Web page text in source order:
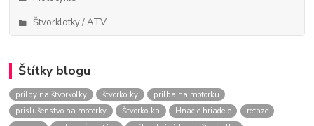
Štvorklotky / ATV
Štítky blogu
prilby na štvorkolky štvorkolky
prilba na motorku
prislušenstvo na motorky
Štvorkolka Hnacie hriadele
retaze